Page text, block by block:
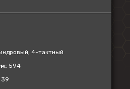
4-тактный
594
39